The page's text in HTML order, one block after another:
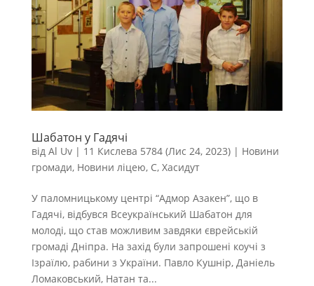
Шабатон у Гадячі
від Al Uv| 11 Кислева 5784 (Лис 24, 2023)| Новини
громади, Новини ліцею, С, Хасидут
У паломницькому центрі “Адмор Азакен”, що в
Гадячі, відбувся Всеукраїнський Шабатон для
молоді, що став можливим завдяки єврейській
громаді Дніпра. На захід були запрошені коучі з
Ізраїлю, рабини з України. Павло Кушнір, Даніель
Ломаковський, Натан та...